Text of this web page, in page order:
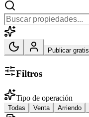
Publicar gratis
Filtros
Tipo de operación
Todas Venta Arriendo